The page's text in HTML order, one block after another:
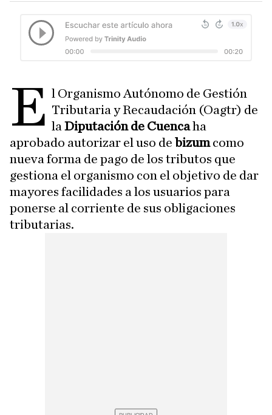
E l Organismo Autónomo de Gestión
Tributaria y Recaudación (Oagtr) de
laDiputación de Cuencaha
aprobado autorizar el uso de bizumcomo
nueva forma de pago de los tributos que
gestiona el organismo con el objetivo de dar
mayores facilidades a los usuarios para
ponerse al corriente de sus obligaciones
tributarias.